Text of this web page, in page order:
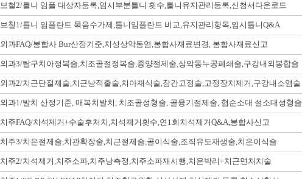
보철2/틀니 임플 대상자등록,임시부분틀니 횟수,틀니유지관리등록,신청서다운로드
보철1/틀니 임플란트 묶음수가제,틀니임플란트 비교,유지관리항목,임시틀니Q&A
외과FAQ/봉합사 Bur산정기준,치성상악동염,봉합사재료변경, 봉합사재료신고
외과3/탈구치아정복술,치조골절정복술,종양절제술,상악동누공폐쇄술,구강내외봉합술
외과2/치근단절제술,치근낭적출술,치아재식술,잠간고정술,고정장치제거,구강내소염술
외과1/발치 산정기준, 매복치발치, 치조골성형술, 골융기절제술, 협순소대 설소대성형술
치주FAQ/치석제거+수술후처치,치석제거횟수,연1회치석제거Q&A,봉합사신고
치주3/치은절제술,치관확장술,치근절제술,골이식술,조직유도재생술,치은이식술
치주2/치석제거,치주소파,치주낭측정,치주소파재시행,치은박리+치근면처치술